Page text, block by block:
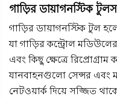
গাড়ির ডায়াগনস্টিক টুলস
গাড়ির ডায়াগনস্টিক টুল
যা গাড়ির কন্ট্রোল
এবং কিছু ক্ষেত্রে
যানবাহনগুলো সেন্সর এবং
নেটওয়ার্ক দিয়ে সজ্জিত